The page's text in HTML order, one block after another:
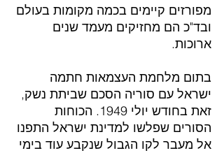
מפורזים קיימים בכמה מקומות בעולם
ובד"כ הם מחזיקים מעמד שנים
ארוכות.
בתום מלחמת העצמאות חתמה
ישראל עם סוריה הסכם שביתת נשק,
זאת בחודש יולי 1949. הכוחות
הסורים שפלשו למדינת ישראל התפנו
אל מעבר לקו הגבול שנקבע עוד בימי